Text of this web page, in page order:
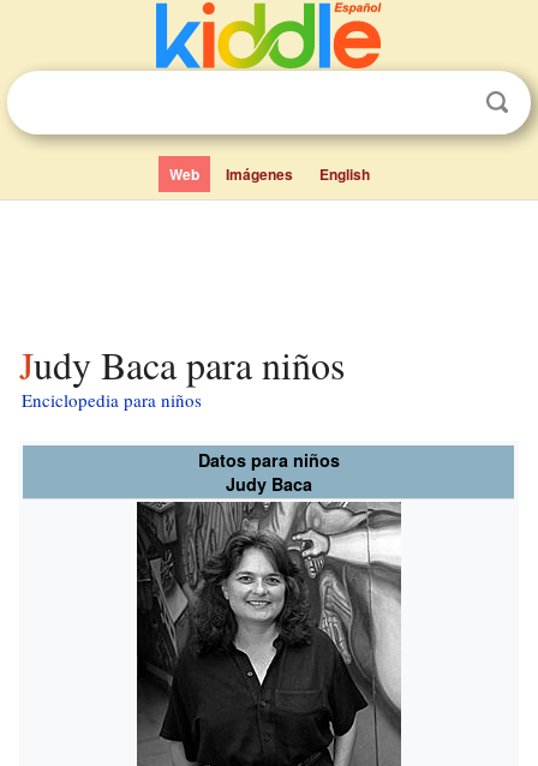
Web Imágenes English
Judy Baca para niños
Enciclopedia para niños
Datos para niños
Judy Baca